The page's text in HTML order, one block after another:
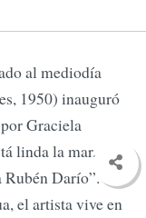
al mediodía
1950) inauguró
Graciela
linda la mar.
Darío”.
el artista vive en